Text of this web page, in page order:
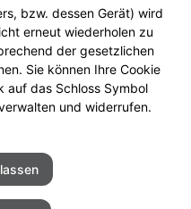
Datenschutz
bzw. dessen Gerät) wird
erneut wiederholen zu
der gesetzlichen
Sie können Ihre Cookie
auf das Schloss Symbol
und widerrufen.